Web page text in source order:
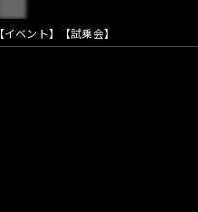
【イベント】【試乗会】